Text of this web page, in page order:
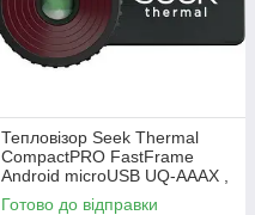
Тепловізор Seek Thermal
CompactPRO FastFrame
Android microUSB UQ-AAAX ,
Гарантія 2 роки
Готово до відправки